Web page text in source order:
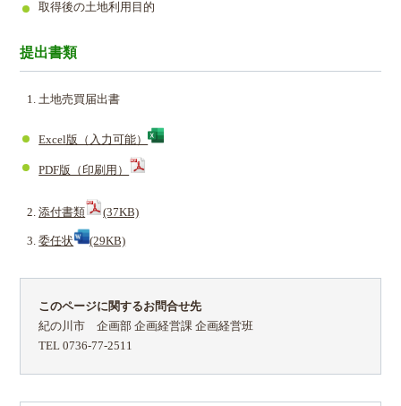
取得後の土地利用目的
提出書類
土地売買届出書
Excel版（入力可能）
PDF版（印刷用）
添付書類 (37KB)
委任状 (29KB)
このページに関するお問合せ先
紀の川市 企画部 企画経営課 企画経営班
TEL 0736-77-2511